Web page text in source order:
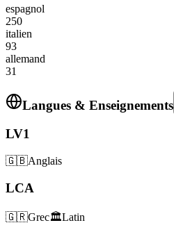
espagnol
250
italien
93
allemand
31
Langues & Enseignements
LV1
🇬🇧Anglais
LCA
🇬🇷Grec🏛️Latin